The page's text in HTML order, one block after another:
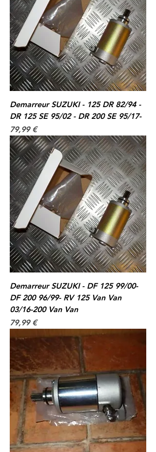
Demarreur SUZUKI - 125 DR 82/94 -
DR 125 SE 95/02 - DR 200 SE 95/17-
Prix
79,99 €
Demarreur SUZUKI - DF 125 99/00-
DF 200 96/99- RV 125 Van Van
03/16-200 Van Van
Prix
79,99 €